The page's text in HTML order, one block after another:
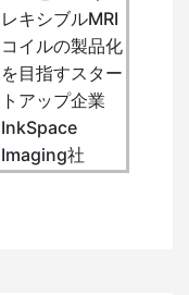
レキシブルMRI
コイルの製品化
を目指すスター
トアップ企業
InkSpace
Imaging社